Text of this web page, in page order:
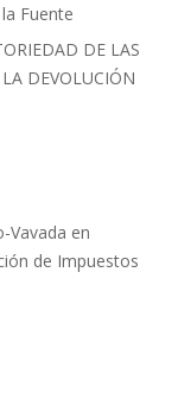
Fuente
DE LAS
DEVOLUCIÓN
Vavada en
de Impuestos